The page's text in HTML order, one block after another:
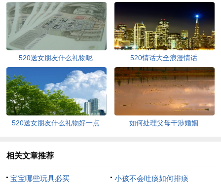
520送女朋友什么礼物呢 520情话大全浪漫情话
520送女朋友什么礼物好一点 如何处理父母干涉婚姻
相关文章推荐
宝宝哪些玩具必买
小孩不会吐痰如何排痰